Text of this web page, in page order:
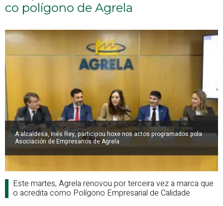
co polígono de Agrela
A alcaldesa, Inés Rey, participou hoxe nos actos programados pola
Asociación de Empresarios de Agrela
Este martes, Agrela renovou por terceira vez a marca que
o acredita como Polígono Empresarial de Calidade